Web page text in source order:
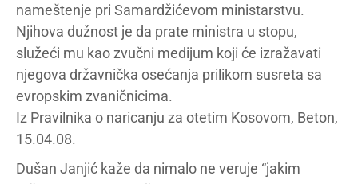
nameštenje pri Samardžićevom ministarstvu.
Njihova dužnost je da prate ministra u stopu,
služeći mu kao zvučni medijum koji će izražavati
njegova državnička osećanja prilikom susreta sa
evropskim zvaničnicima.
Iz Pravilnika o naricanju za otetim Kosovom, Beton,
15.04.08.
Dušan Janjić kaže da nimalo ne veruje “jakim